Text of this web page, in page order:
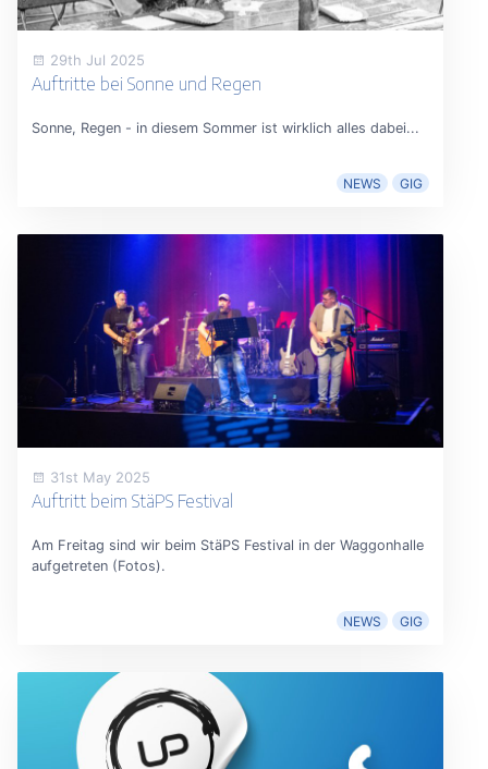
29th Jul 2025
Auftritte bei Sonne und Regen
Sonne, Regen - in diesem Sommer ist wirklich alles dabei...
NEWS GIG
31st May 2025
Auftritt beim StäPS Festival
Am Freitag sind wir beim StäPS Festival in der Waggonhalle
aufgetreten (Fotos).
NEWS GIG